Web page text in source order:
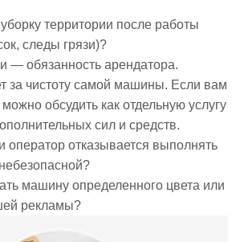
уборку территории после работы
следы грязи)?
— обязанность арендатора.
за чистоту самой машины. Если вам
обсудить как отдельную услугу
сил и средств.
оператор отказывается выполнять
машину определенного цвета или
рекламы?